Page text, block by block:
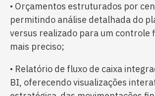
• Orçamentos estruturados por
permitindo análise detalhada do
versus realizado para um controle
mais preciso;
• Relatório de fluxo de caixa
BI, oferecendo visualizações